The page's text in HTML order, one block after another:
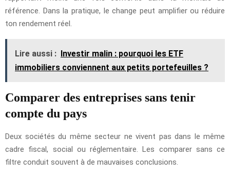
référence. Dans la pratique, le change peut amplifier ou réduire
ton rendement réel.
Lire aussi :
Investir malin : pourquoi les ETF
immobiliers conviennent aux petits portefeuilles ?
Comparer des entreprises sans tenir
compte du pays
Deux sociétés du même secteur ne vivent pas dans le même
cadre fiscal, social ou réglementaire. Les comparer sans ce
filtre conduit souvent à de mauvaises conclusions.